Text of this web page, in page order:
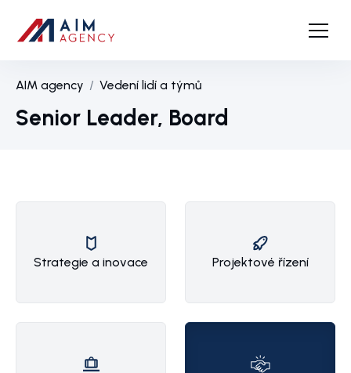
AIM agency Vedení lidí a týmů
Senior Leader, Board
Strategie a inovace Projektové řízení